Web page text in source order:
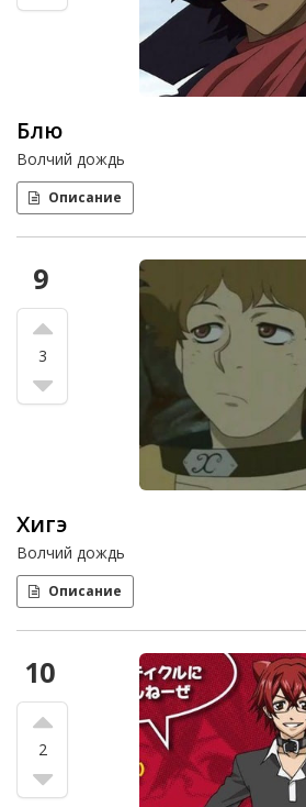
Блю
Волчий дождь
Описание
9
3
Хигэ
Волчий дождь
Описание
10
2